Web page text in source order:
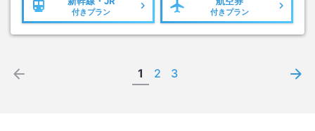
付きプラン 付きプラン
1 2 3